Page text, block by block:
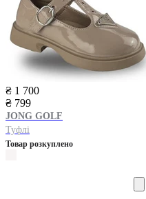
₴ 1 700
₴ 799
JONG GOLF
Туфлі
Товар розкуплено